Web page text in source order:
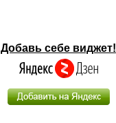
Добавь себе виджет!